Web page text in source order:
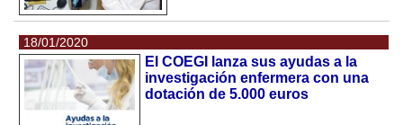
18/01/2020
El COEGI lanza sus ayudas a la
investigación enfermera con una
dotación de 5.000 euros